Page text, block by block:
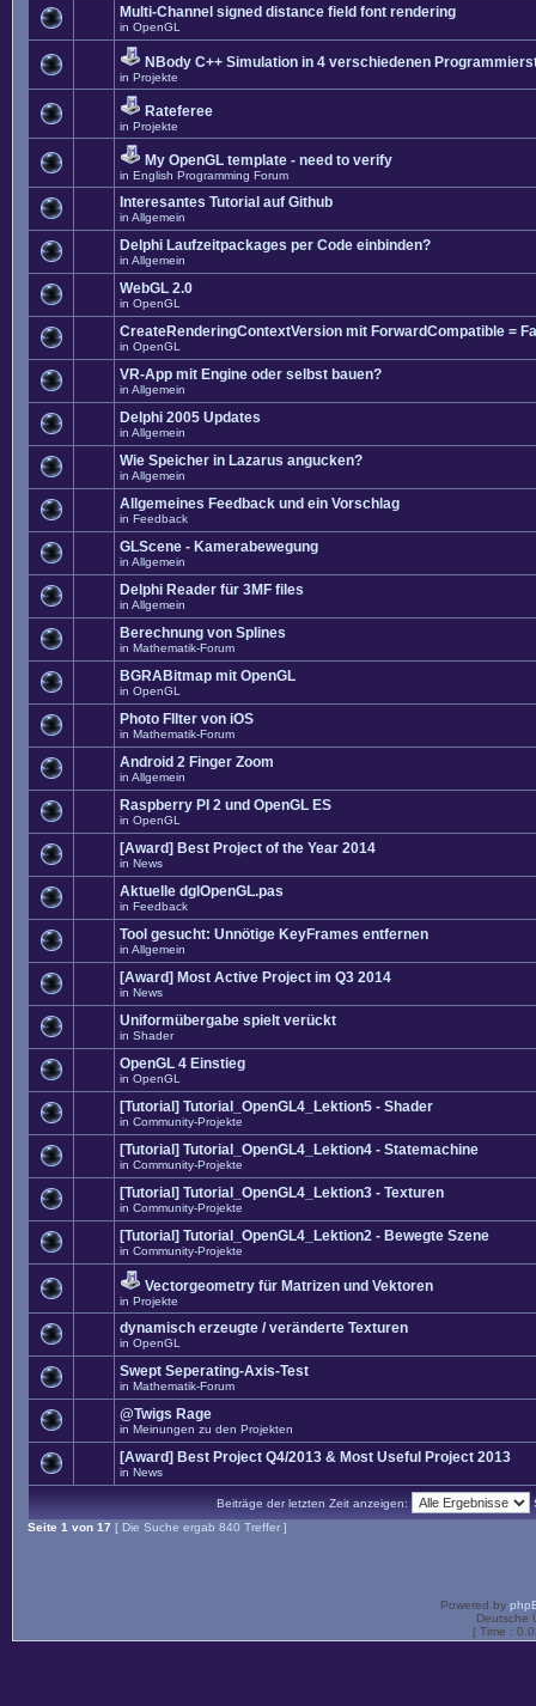
Multi-Channel signed distance field font rendering
in OpenGL
NBody C++ Simulation in 4 verschiedenen
in Projekte
Rateferee
in Projekte
My OpenGL template - need to verify
in English Programming Forum
Interesantes Tutorial auf Github
in Allgemein
Delphi Laufzeitpackages per Code einbinden?
in Allgemein
WebGL 2.0
in OpenGL
CreateRenderingContextVersion mit ForwardCompatible =
in OpenGL
VR-App mit Engine oder selbst bauen?
in Allgemein
Delphi 2005 Updates
in Allgemein
Wie Speicher in Lazarus angucken?
in Allgemein
Allgemeines Feedback und ein Vorschlag
in Feedback
GLScene - Kamerabewegung
in Allgemein
Delphi Reader für 3MF files
in Allgemein
Berechnung von Splines
in Mathematik-Forum
BGRABitmap mit OpenGL
in OpenGL
Photo FIlter von iOS
in Mathematik-Forum
Android 2 Finger Zoom
in Allgemein
Raspberry PI 2 und OpenGL ES
in OpenGL
[Award] Best Project of the Year 2014
in News
Aktuelle dglOpenGL.pas
in Feedback
Tool gesucht: Unnötige KeyFrames entfernen
in Allgemein
[Award] Most Active Project im Q3 2014
in News
Uniformübergabe spielt verückt
in Shader
OpenGL 4 Einstieg
in OpenGL
[Tutorial] Tutorial_OpenGL4_Lektion5 - Shader
in Community-Projekte
[Tutorial] Tutorial_OpenGL4_Lektion4 - Statemachine
in Community-Projekte
[Tutorial] Tutorial_OpenGL4_Lektion3 - Texturen
in Community-Projekte
[Tutorial] Tutorial_OpenGL4_Lektion2 - Bewegte Szene
in Community-Projekte
Vectorgeometry für Matrizen und Vektoren
in Projekte
dynamisch erzeugte / veränderte Texturen
in OpenGL
Swept Seperating-Axis-Test
in Mathematik-Forum
@Twigs Rage
in Meinungen zu den Projekten
[Award] Best Project Q4/2013 & Most Useful Project 2013
in News
Beiträge der letzten Zeit anzeigen:
Seite 1 von 17 [ Die Suche ergab 840 Treffer ]
Powered by
Deutsche
[ Time :